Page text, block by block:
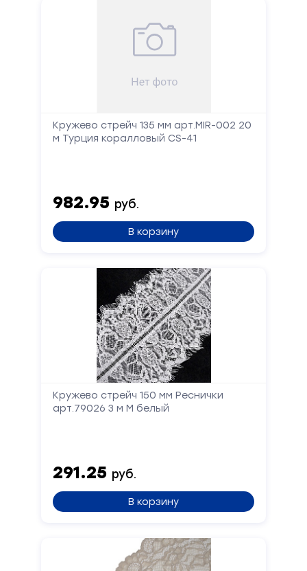
Кружево стрейч 135 мм арт.MIR-002 20
м Турция коралловый CS-41
982.95 руб.
В корзину
Кружево стрейч 150 мм Реснички
арт.79026 3 м М белый
291.25 руб.
В корзину